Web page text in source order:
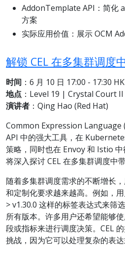
AddonTemplate API：简化
方案
实际应用价值：展示 OCM
解锁 CEL 在多集群调度
时间 ：6 月 10 日 17:00 - 17:30
地点 ：Level 19 | Crystal Court II
演讲者 ：Qing Hao (Red Hat)
Common Expression Language
API 中的强大工具，在
策略，同时也在 Envoy 和 Istio
将深入探讨 CEL 在多集群调度中
随着多集群调度需求的不断增长
和定制化要求越来越高。例如，
> v1.30.0 这样的标签表达式来筛
所有版本。许多用户还希望能够
段或指标来进行调度决策。CEL
挑战，因为它可以处理复杂的表达